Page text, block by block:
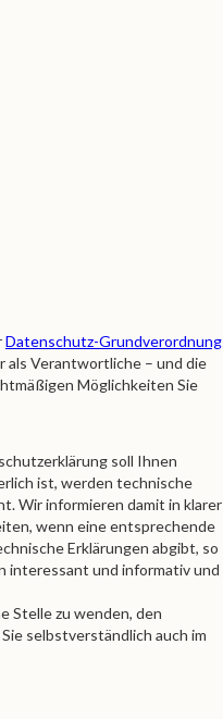
Datenschutz-Grundverordnung
als Verantwortliche – und die
Möglichkeiten Sie
soll Ihnen
ist, werden technische
Wir informieren damit in klarer
wenn eine entsprechende
Erklärungen abgibt, so
interessant und informativ und
Stelle zu wenden, den
selbstverständlich auch im